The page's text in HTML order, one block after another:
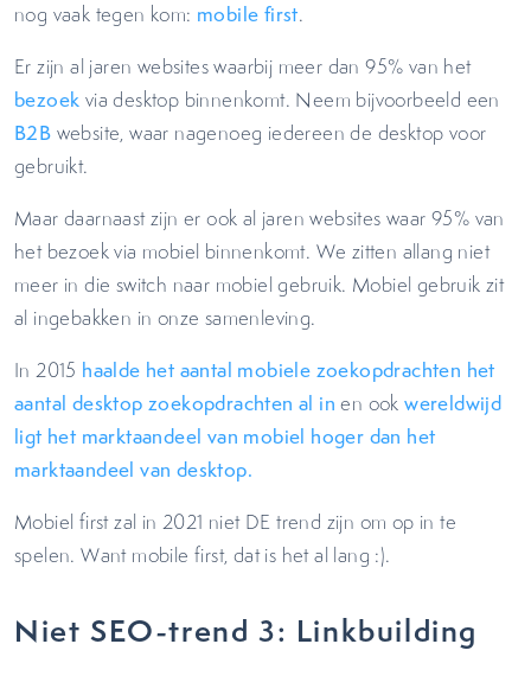
nog vaak tegen kom: mobile first.
Er zijn al jaren websites waarbij meer dan 95% van het
bezoek via desktop binnenkomt. Neem bijvoorbeeld een
B2B website, waar nagenoeg iedereen de desktop voor
gebruikt.
Maar daarnaast zijn er ook al jaren websites waar 95% van
het bezoek via mobiel binnenkomt. We zitten allang niet
meer in die switch naar mobiel gebruik. Mobiel gebruik zit
al ingebakken in onze samenleving.
In 2015 haalde het aantal mobiele zoekopdrachten het
aantal desktop zoekopdrachten al in en ookwereldwijd
ligt het marktaandeel van mobiel hoger dan het
marktaandeel van desktop.
Mobiel first zal in 2021 niet DE trend zijn om op in te
spelen. Want mobile first, dat is het al lang :).
Niet SEO-trend 3: Linkbuilding